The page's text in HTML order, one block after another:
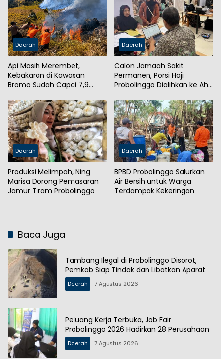
Daerah
Api Masih Merembet,
Kebakaran di Kawasan
Bromo Sudah Capai 7,9
Daerah
Calon Jamaah Sakit
Permanen, Porsi Haji
Probolinggo Dialihkan ke Ahli
Daerah
Produksi Melimpah, Ning
Marisa Dorong Pemasaran
Jamur Tiram Probolinggo
Daerah
BPBD Probolinggo Salurkan
Air Bersih untuk Warga
Terdampak Kekeringan
Baca Juga
Tambang Ilegal di Probolinggo Disorot,
Pemkab Siap Tindak dan Libatkan Aparat
Daerah 7 Agustus 2026
Peluang Kerja Terbuka, Job Fair
Probolinggo 2026 Hadirkan 28 Perusahaan
Daerah 7 Agustus 2026